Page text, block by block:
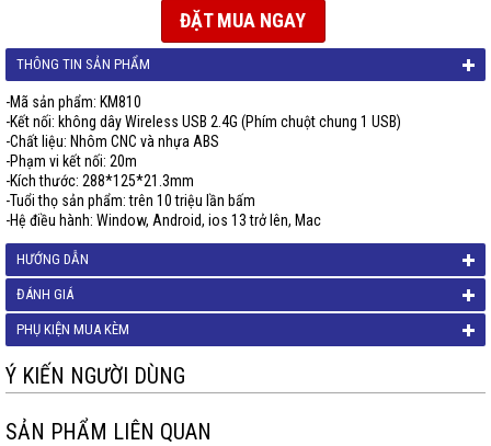
ĐẶT MUA NGAY
THÔNG TIN SẢN PHẨM
-Mã sản phẩm: KM810
-Kết nối: không dây Wireless USB 2.4G (Phím chuột chung 1 USB)
-Chất liệu: Nhôm CNC và nhựa ABS
-Phạm vi kết nối: 20m
-Kích thước: 288*125*21.3mm
-Tuổi thọ sản phẩm: trên 10 triệu lần bấm
-Hệ điều hành: Window, Android, ios 13 trở lên, Mac
HƯỚNG DẪN
ĐÁNH GIÁ
PHỤ KIỆN MUA KÈM
Ý KIẾN NGƯỜI DÙNG
SẢN PHẨM LIÊN QUAN